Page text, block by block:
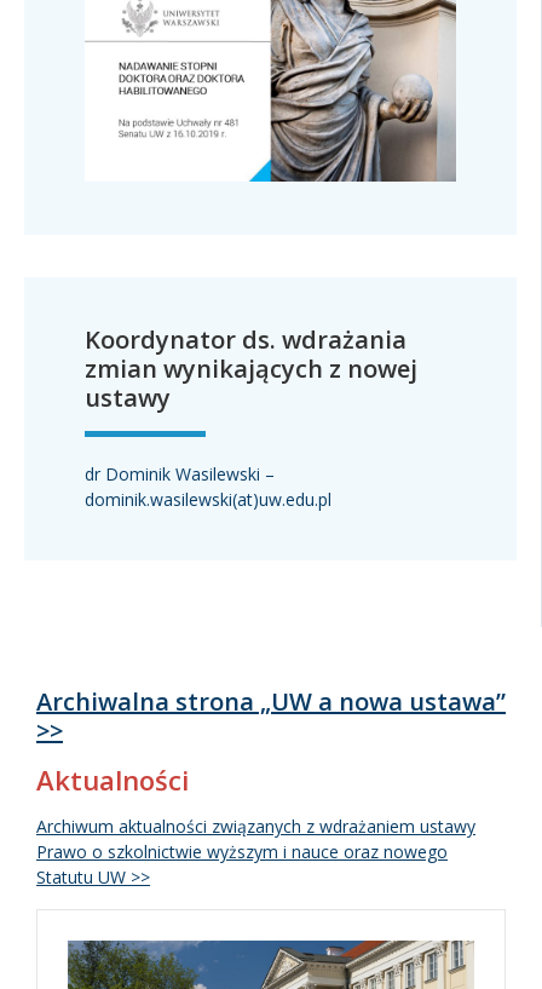
Koordynator ds. wdrażania
zmian wynikających z nowej
ustawy
dr Dominik Wasilewski –
dominik.wasilewski(at)uw.edu.pl
Archiwalna strona „UW a nowa ustawa”
>>
Aktualności
Archiwum aktualności związanych z wdrażaniem ustawy
Prawo o szkolnictwie wyższym i nauce oraz nowego
Statutu UW >>